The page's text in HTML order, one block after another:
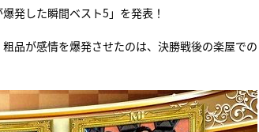
発した瞬間ベスト5」を発表！
品が感情を爆発させたのは、決勝戦後の楽屋での